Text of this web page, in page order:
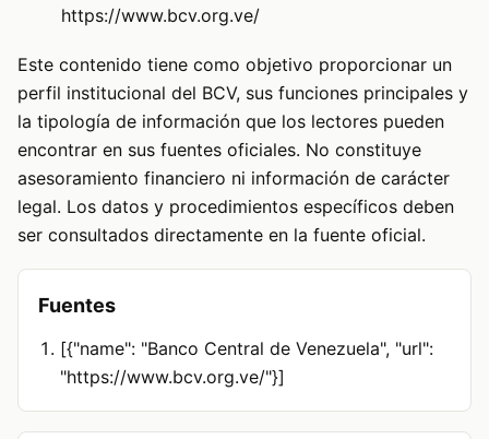
https://www.bcv.org.ve/
Este contenido tiene como objetivo proporcionar un
perfil institucional del BCV, sus funciones principales y
la tipología de información que los lectores pueden
encontrar en sus fuentes oficiales. No constituye
asesoramiento financiero ni información de carácter
legal. Los datos y procedimientos específicos deben
ser consultados directamente en la fuente oficial.
Fuentes
[{"name": "Banco Central de Venezuela", "url":
"https://www.bcv.org.ve/"}]